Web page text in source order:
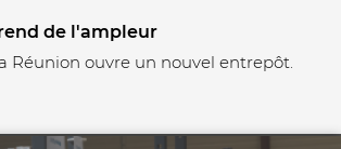
de l'ampleur
Réunion ouvre un nouvel entrepôt.